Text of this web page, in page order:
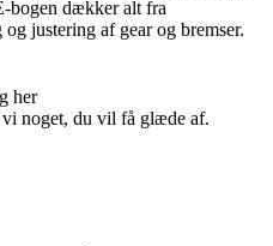
bogen dækker alt fra
justering af gear og bremser.
her
vi noget, du vil få glæde af.